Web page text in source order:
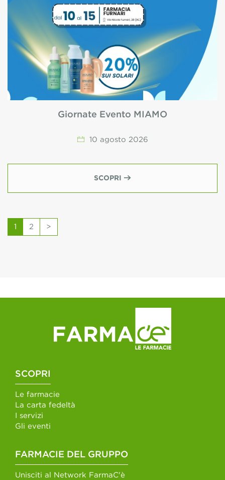
Giornate Evento MIAMO
10 agosto 2026
SCOPRI
1 2 >
SCOPRI
Le farmacie
La carta fedeltà
I servizi
Gli eventi
FARMACIE DEL GRUPPO
Unisciti al Network FarmaC'è